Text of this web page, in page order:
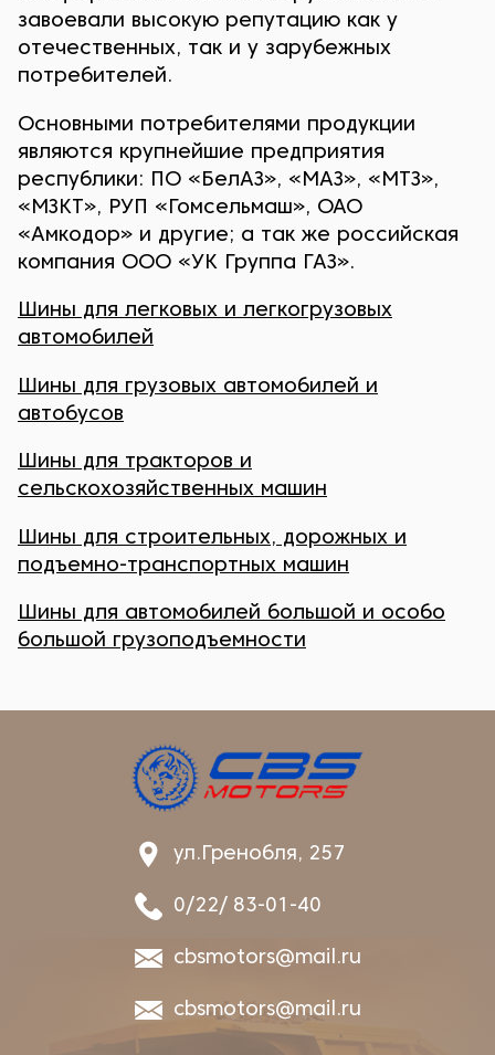
завоевали высокую репутацию как у
отечественных, так и у зарубежных
потребителей.
Основными потребителями продукции
являются крупнейшие предприятия
республики: ПО «БелАЗ», «МАЗ», «МТЗ»,
«МЗКТ», РУП «Гомсельмаш», ОАО
«Амкодор» и другие; а так же российская
компания ООО «УК Группа ГАЗ».
Шины для легковых и легкогрузовых
автомобилей
Шины для грузовых автомобилей и
автобусов
Шины для тракторов и
сельскохозяйственных машин
Шины для строительных, дорожных и
подъемно-транспортных машин
Шины для автомобилей большой и особо
большой грузоподъемности
ул.Гренобля, 257
0/22/ 83-01-40
cbsmotors@mail.ru
cbsmotors@mail.ru